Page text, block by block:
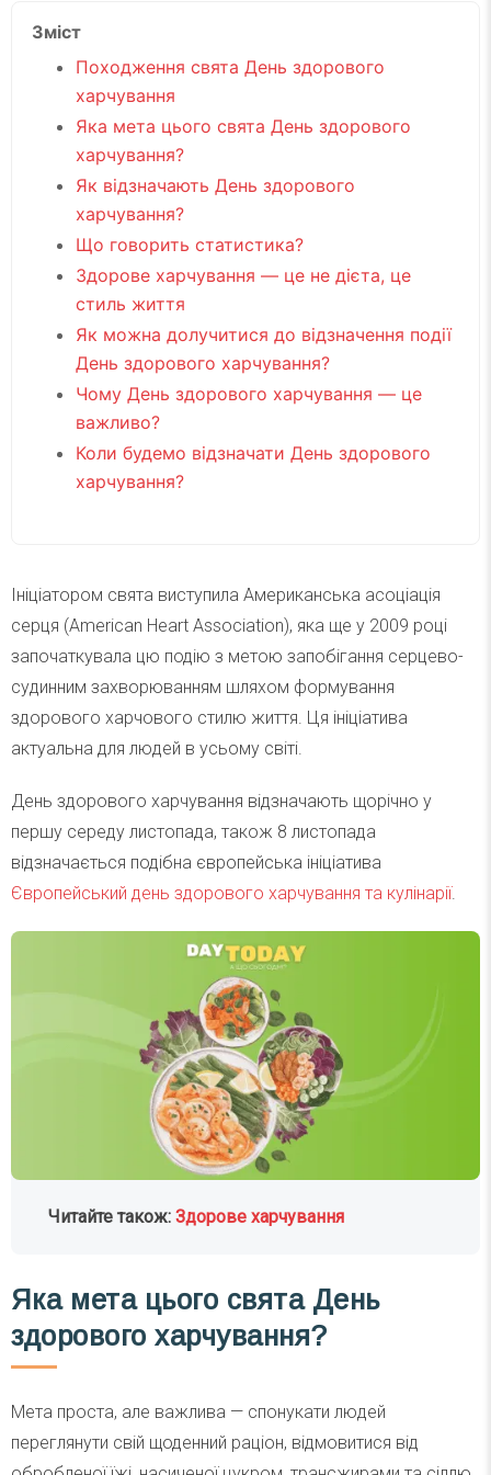
Зміст
Походження свята День здорового
харчування
Яка мета цього свята День здорового
харчування?
Як відзначають День здорового
харчування?
Що говорить статистика?
Здорове харчування — це не дієта, це
стиль життя
Як можна долучитися до відзначення події
День здорового харчування?
Чому День здорового харчування — це
важливо?
Коли будемо відзначати День здорового
харчування?
Ініціатором свята виступила Американська асоціація
серця (American Heart Association), яка ще у 2009 році
започаткувала цю подію з метою запобігання серцево-
судинним захворюванням шляхом формування
здорового харчового стилю життя. Ця ініціатива
актуальна для людей в усьому світі.
День здорового харчування відзначають щорічно у
першу середу листопада, також 8 листопада
відзначається подібна європейська ініціатива
Європейський день здорового харчування та кулінарії.
Читайте також:Здорове харчування
Яка мета цього свята День
здорового харчування?
Мета проста, але важлива — спонукати людей
переглянути свій щоденний раціон, відмовитися від